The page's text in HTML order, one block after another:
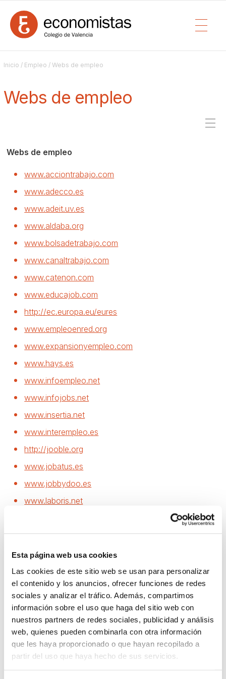
Esta página web usa cookies
Las cookies de este sitio web se usan para personalizar
el contenido y los anuncios, ofrecer funciones de redes
sociales y analizar el tráfico. Además, compartimos
información sobre el uso que haga del sitio web con
nuestros partners de redes sociales, publicidad y análisis
web, quienes pueden combinarla con otra información
que les haya proporcionado o que hayan recopilado a
partir del uso que haya hecho de sus servicios.
Inicio / Empleo / Webs de empleo
Webs de empleo
Webs de empleo
www.acciontrabajo.com
www.adecco.es
www.adeit.uv.es
www.aldaba.org
www.bolsadetrabajo.com
www.canaltrabajo.com
www.catenon.com
www.educajob.com
http://ec.europa.eu/eures
www.empleoenred.org
www.expansionyempleo.com
www.hays.es
www.infoempleo.net
www.infojobs.net
www.insertia.net
www.interempleo.es
http://jooble.org
www.jobatus.es
www.jobbydoo.es
www.laboris.net
www.mercadis.com
www.michaelpage.es
www.monster.es
www.oficinaempleo.com
www.opcionempleo.com
www.opositor.com
www.primerempleo.com
www.randstad.es
www.sinexperiencia.com